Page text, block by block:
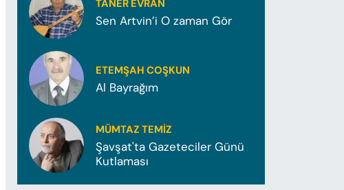
TANER EVRAN
Sen Artvin’i O zaman Gör
ETEMŞAH COŞKUN
Al Bayrağım
MÜMTAZ TEMİZ
Şavşat'ta Gazeteciler Günü
Kutlaması